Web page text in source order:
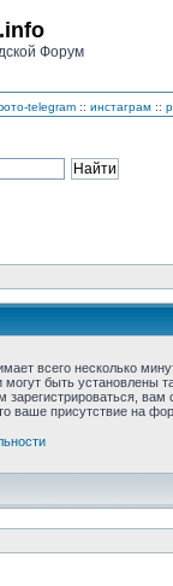
Форум
telegram :: инстаграм ::
всего несколько
быть установлены
зарегистрироваться, вам
ваше присутствие на